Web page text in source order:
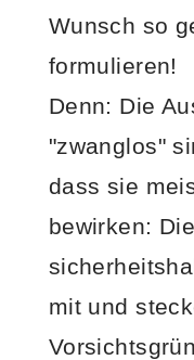
Wunsch so
formulieren!
Denn: Die
"zwanglos"
dass sie
bewirken:
mit und